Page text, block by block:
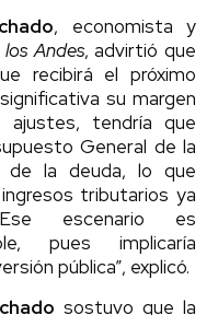
, economista y
Andes, advirtió que
recibirá el próximo
su margen
ajustes, tendría que
General de la
de la deuda, lo que
tributarios ya
escenario es
pues implicaría
pública”, explicó.
sostuvo que la